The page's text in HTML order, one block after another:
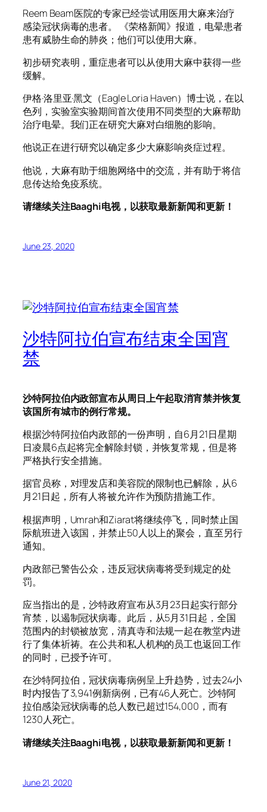
Reem Beam医院的专家已经尝试用医用大麻来治疗
感染冠状病毒的患者。 《荣格新闻》报道，电晕患者
患有威胁生命的肺炎；他们可以使用大麻。
初步研究表明，重症患者可以从使用大麻中获得一些
缓解。
伊格·洛里亚·黑文（Eagle Loria Haven）博士说，在以
色列，实验室实验期间首次使用不同类型的大麻帮助
治疗电晕。我们正在研究大麻对白细胞的影响。
他说正在进行研究以确定多少大麻影响炎症过程。
他说，大麻有助于细胞网络中的交流，并有助于将信
息传达给免疫系统。
请继续关注Baaghi电视，以获取最新新闻和更新！
June 23, 2020
沙特阿拉伯宣布结束全国宵
禁
沙特阿拉伯内政部宣布从周日上午起取消宵禁并恢复
该国所有城市的例行常规。
根据沙特阿拉伯内政部的一份声明，自6月21日星期
日凌晨6点起将完全解除封锁，并恢复常规，但是将
严格执行安全措施。
据官员称，对理发店和美容院的限制也已解除，从6
月21日起，所有人将被允许作为预防措施工作。
根据声明，Umrah和Ziarat将继续停飞，同时禁止国
际航班进入该国，并禁止50人以上的聚会，直至另行
通知。
内政部已警告公众，违反冠状病毒将受到规定的处
罚。
应当指出的是，沙特政府宣布从3月23日起实行部分
宵禁，以遏制冠状病毒。此后，从5月31日起，全国
范围内的封锁被放宽，清真寺和法规一起在教堂内进
行了集体祈祷。在公共和私人机构的员工也返回工作
的同时，已授予许可。
在沙特阿拉伯，冠状病毒病例呈上升趋势，过去24小
时内报告了3,941例新病例，已有46人死亡。沙特阿
拉伯感染冠状病毒的总人数已超过154,000，而有
1230人死亡。
请继续关注Baaghi电视，以获取最新新闻和更新！
June 21, 2020